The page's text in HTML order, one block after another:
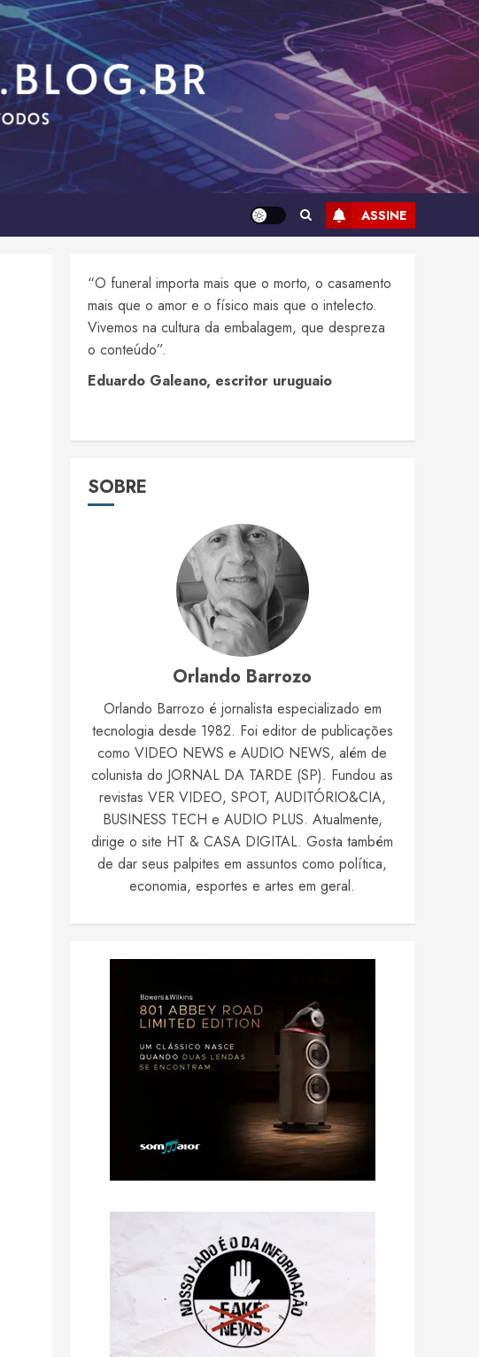
ASSINE
“O funeral importa mais que o morto, o casamento
mais que o amor e o físico mais que o intelecto.
Vivemos na cultura da embalagem, que despreza
o conteúdo”.
Eduardo Galeano, escritor uruguaio
SOBRE
Orlando Barrozo
Orlando Barrozo é jornalista especializado em
tecnologia desde 1982. Foi editor de publicações
como VIDEO NEWS e AUDIO NEWS, além de
colunista do JORNAL DA TARDE (SP). Fundou as
revistas VER VIDEO, SPOT, AUDITÓRIO&CIA,
BUSINESS TECH e AUDIO PLUS. Atualmente,
dirige o site HT & CASA DIGITAL. Gosta também
de dar seus palpites em assuntos como política,
economia, esportes e artes em geral.